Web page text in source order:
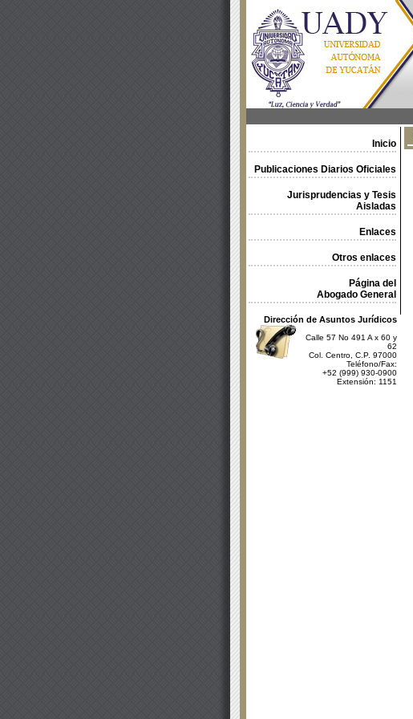
Inicio
Publicaciones Diarios Oficiales
Jurisprudencias y Tesis
Aisladas
Enlaces
Otros enlaces
Página del
Abogado General
Dirección de Asuntos Jurídicos
Calle 57 No 491 A x 60 y
62
Col. Centro, C.P. 97000
Teléfono/Fax:
+52 (999) 930-0900
Extensión: 1151